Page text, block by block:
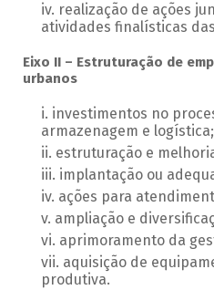
realização de ações
atividades finalísticas
Eixo II – Estruturação de
urbanos
investimentos no
armazenagem e logística;
estruturação e
implantação ou
ações para
ampliação e
aprimoramento da
aquisição de
produtiva.